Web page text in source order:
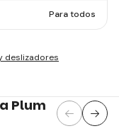
Para todos
deslizadores
Plum